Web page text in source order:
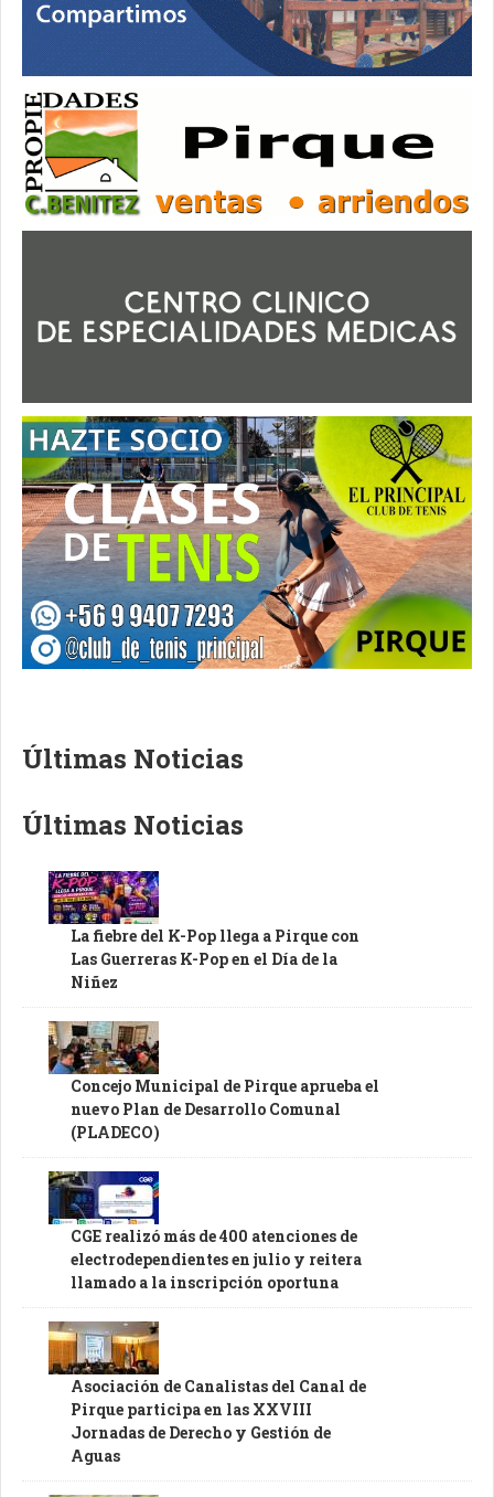
Últimas Noticias
Últimas Noticias
La fiebre del K-Pop llega a Pirque con
Las Guerreras K-Pop en el Día de la
Niñez
Concejo Municipal de Pirque aprueba el
nuevo Plan de Desarrollo Comunal
(PLADECO)
CGE realizó más de 400 atenciones de
electrodependientes en julio y reitera
llamado a la inscripción oportuna
Asociación de Canalistas del Canal de
Pirque participa en las XXVIII
Jornadas de Derecho y Gestión de
Aguas